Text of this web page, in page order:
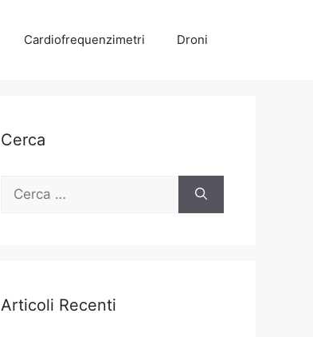
Cardiofrequenzimetri Droni
Cerca
Ricerca
Articoli Recenti